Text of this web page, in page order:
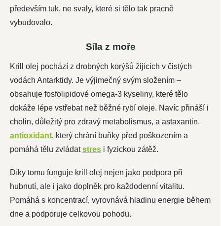
především tuk, ne svaly, které si tělo tak pracně
vybudovalo.
Síla z moře
Krill olej pochází z drobných korýšů žijících v čistých
vodách Antarktidy. Je výjimečný svým složením –
obsahuje fosfolipidové omega-3 kyseliny, které tělo
dokáže lépe vstřebat než běžné rybí oleje. Navíc přináší i
cholin, důležitý pro zdravý metabolismus, a astaxantin,
antioxidant, který chrání buňky před poškozením a
pomáhá tělu zvládatstres i fyzickou zátěž.
Díky tomu funguje krill olej nejen jako podpora při
hubnutí, ale i jako doplněk pro každodenní vitalitu.
Pomáhá s koncentrací, vyrovnává hladinu energie během
dne a podporuje celkovou pohodu.